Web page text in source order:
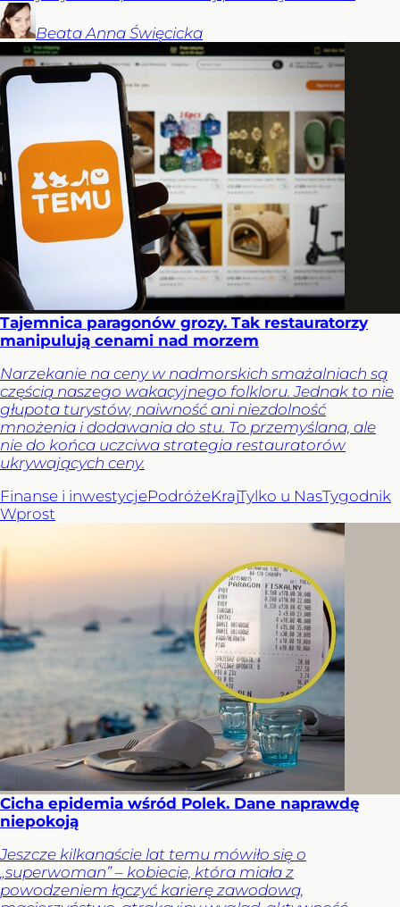
Beata Anna Święcicka
Tajemnica paragonów grozy. Tak restauratorzy
manipulują cenami nad morzem
Narzekanie na ceny w nadmorskich smażalniach są
częścią naszego wakacyjnego folkloru. Jednak to nie
głupota turystów, naiwność ani niezdolność
mnożenia i dodawania do stu. To przemyślana, ale
nie do końca uczciwa strategia restauratorów
ukrywających ceny.
Finanse i inwestycjePodróżeKrajTylko u NasTygodnik
Wprost
Cicha epidemia wśród Polek. Dane naprawdę
niepokoją
Jeszcze kilkanaście lat temu mówiło się o
„superwoman” – kobiecie, która miała z
powodzeniem łączyć karierę zawodową,